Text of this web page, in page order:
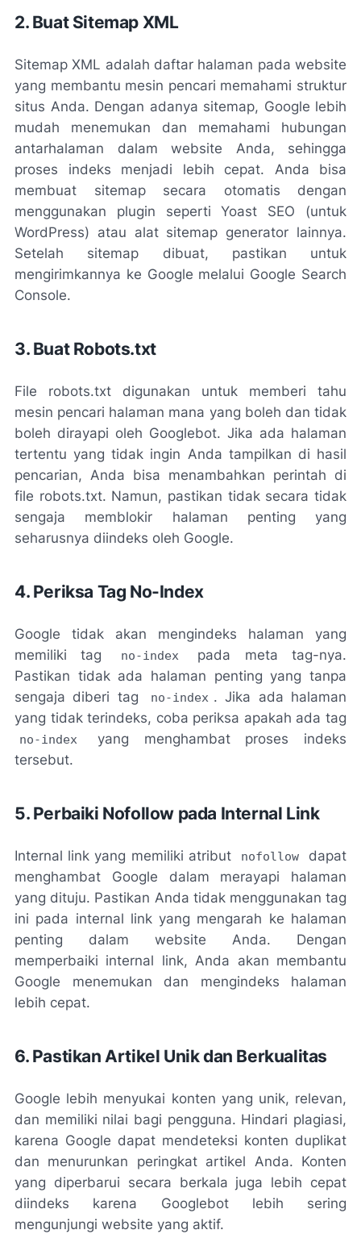
2. Buat Sitemap XML
Sitemap XML adalah daftar halaman pada website
yang membantu mesin pencari memahami struktur
situs Anda. Dengan adanya sitemap, Google lebih
mudah menemukan dan memahami hubungan
antarhalaman dalam website Anda, sehingga
proses indeks menjadi lebih cepat. Anda bisa
membuat sitemap secara otomatis dengan
menggunakan plugin seperti Yoast SEO (untuk
WordPress) atau alat sitemap generator lainnya.
Setelah sitemap dibuat, pastikan untuk
mengirimkannya ke Google melalui Google Search
Console.
3. Buat Robots.txt
File robots.txt digunakan untuk memberi tahu
mesin pencari halaman mana yang boleh dan tidak
boleh dirayapi oleh Googlebot. Jika ada halaman
tertentu yang tidak ingin Anda tampilkan di hasil
pencarian, Anda bisa menambahkan perintah di
file robots.txt. Namun, pastikan tidak secara tidak
sengaja memblokir halaman penting yang
seharusnya diindeks oleh Google.
4. Periksa Tag No-Index
Google tidak akan mengindeks halaman yang
memiliki tag
no-index
pada meta tag-nya.
Pastikan tidak ada halaman penting yang tanpa
sengaja diberi tag
no-index . Jika ada halaman
yang tidak terindeks, coba periksa apakah ada tag
no-index
yang menghambat proses indeks
tersebut.
5. Perbaiki Nofollow pada Internal Link
Internal link yang memiliki atribut nofollow
dapat
menghambat Google dalam merayapi halaman
yang dituju. Pastikan Anda tidak menggunakan tag
ini pada internal link yang mengarah ke halaman
penting dalam website Anda. Dengan
memperbaiki internal link, Anda akan membantu
Google menemukan dan mengindeks halaman
lebih cepat.
6. Pastikan Artikel Unik dan Berkualitas
Google lebih menyukai konten yang unik, relevan,
dan memiliki nilai bagi pengguna. Hindari plagiasi,
karena Google dapat mendeteksi konten duplikat
dan menurunkan peringkat artikel Anda. Konten
yang diperbarui secara berkala juga lebih cepat
diindeks karena Googlebot lebih sering
mengunjungi website yang aktif.